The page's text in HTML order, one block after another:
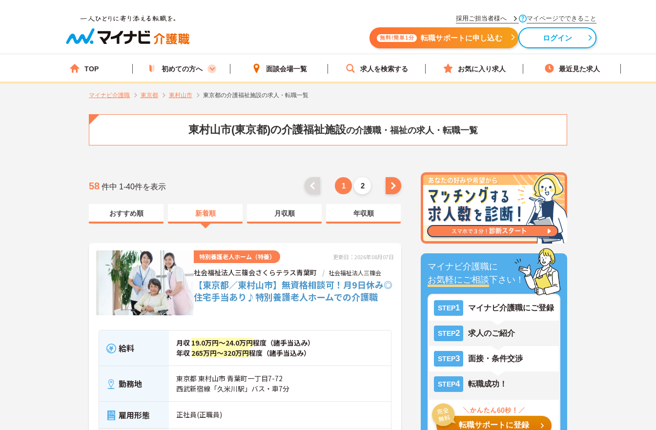
採用ご担当者様へ マイページでできること
無料!簡単1分 転職サポートに申し込む ログイン
TOP 初めての方へ 面談会場一覧 求人を検索する お気に入り求人 最近見た求人
マイナビ介護職 東京都 東村山市 東京都の介護福祉施設の求人・転職一覧
東村山市(東京都)の介護福祉施設の介護職・福祉の求人・転職一覧
マイナビ介護職に
お気軽にご相談下さい！
STEP1 マイナビ介護職にご登録
STEP2 求人のご紹介
STEP3 面接・条件交渉
STEP4 転職成功！
転職サポートに登録
58 件中 1-40件を表示 1 2
おすすめ順 新着順 月収順 年収順
特別養護老人ホーム（特養） 更新日：2026年08月07日
社会福祉法人三篠会さくらテラス青葉町 社会福祉法人三篠会
【東京都／東村山市】無資格相談可！月9日休み◎
住宅手当あり♪特別養護老人ホームでの介護職
給料 月収 19.0万円～24.0万円程度（諸手当込み）
年収 265万円～320万円程度（諸手当込み）
勤務地
東京都 東村山市 青葉町一丁目7-72
西武新宿線「久米川駅」バス・車7分
雇用形態 正社員(正職員)